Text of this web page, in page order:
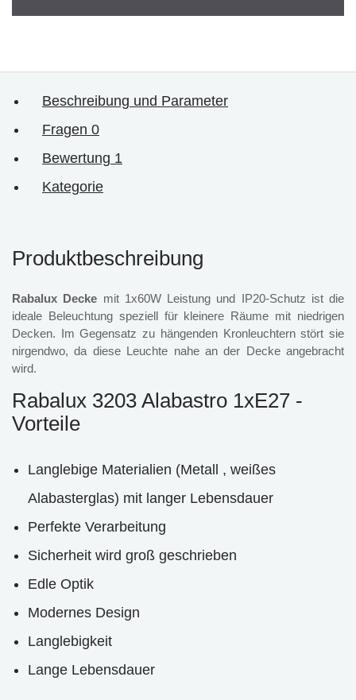
Beschreibung und Parameter
Fragen 0
Bewertung 1
Kategorie
Produktbeschreibung
Rabalux Decke mit 1x60W Leistung und IP20-Schutz ist die
ideale Beleuchtung speziell für kleinere Räume mit niedrigen
Decken. Im Gegensatz zu hängenden Kronleuchtern stört sie
nirgendwo, da diese Leuchte nahe an der Decke angebracht
wird.
Rabalux 3203 Alabastro 1xE27 -
Vorteile
Langlebige Materialien (Metall , weißes
Alabasterglas) mit langer Lebensdauer
Perfekte Verarbeitung
Sicherheit wird groß geschrieben
Edle Optik
Modernes Design
Langlebigkeit
Lange Lebensdauer